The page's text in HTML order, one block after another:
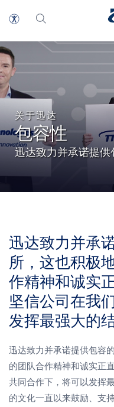
关于迅达
包容性
迅达致力并承诺提
迅达致力并承
所，这也积极
作精神和诚实
坚信公司在我
发挥最强大的结
迅达致力并承诺提供包容
的团队合作精神和诚实正
共同合作下，将可以发挥
的文化一直以来鼓励、支